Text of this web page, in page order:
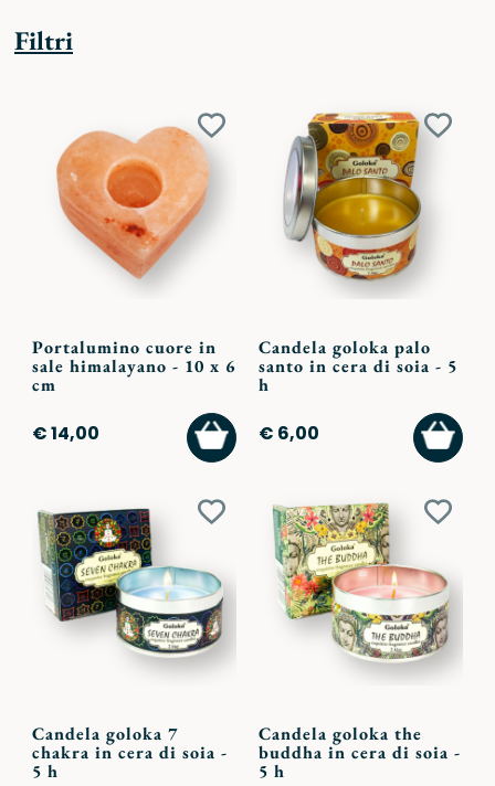
Filtri
Aggiungi
Portalumino cuore in
sale himalayano - 10 x 6
cm
€ 14,00
AGGIUNGI
AL
CARRELLO
Candela goloka palo
santo in cera di soia - 5
h
€ 6,00
AL
Aggiungi
preferiti
Candela goloka 7
chakra in cera di soia -
5 h
Candela goloka the
buddha in cera di soia -
5 h